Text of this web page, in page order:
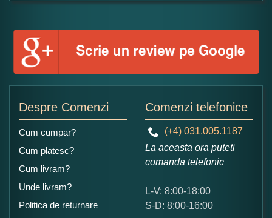
Formular pareri client
Numele dumneavoastra:
Ce nota acordati acestui produs?
5
Despre Comenzi
Cum cumpar?
Cum platesc?
Cum livram?
Unde livram?
Politica de returnare
Comenzi telefonice
(+4) 031.005.1187
La aceasta ora puteti
comanda telefonic
L-V: 8:00-18:00
S-D: 8:00-16:00